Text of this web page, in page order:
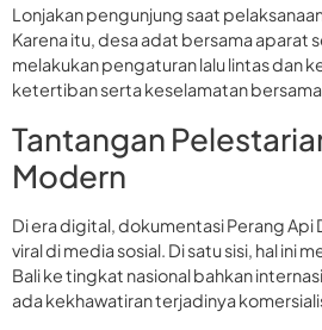
Lonjakan pengunjung saat
Karena itu, desa adat bersama aparat
melakukan pengaturan lalu lintas dan
ketertiban serta keselamatan
Tantangan
Modern
Di era digital, dokumentasi Perang Api
viral di media sosial. Di satu sisi, hal ini
Bali ke tingkat nasional bahkan
ada kekhawatiran terjadinya